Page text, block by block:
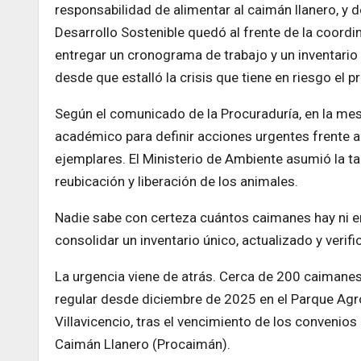
responsabilidad de alimentar al caimán llanero, y
Desarrollo Sostenible quedó al frente de la
entregar un cronograma de trabajo y un
desde que estalló la crisis que tiene en riesgo el
Según el comunicado de la Procuraduría, en la
académico para definir acciones urgentes frente
ejemplares. El Ministerio de Ambiente asumió la
reubicación y liberación de los animales.
Nadie sabe con certeza cuántos caimanes hay
consolidar un inventario único, actualizado y
La urgencia viene de atrás. Cerca de 200
regular desde diciembre de 2025 en el Parque
Villavicencio, tras el vencimiento de los
Caimán Llanero (Procaimán).